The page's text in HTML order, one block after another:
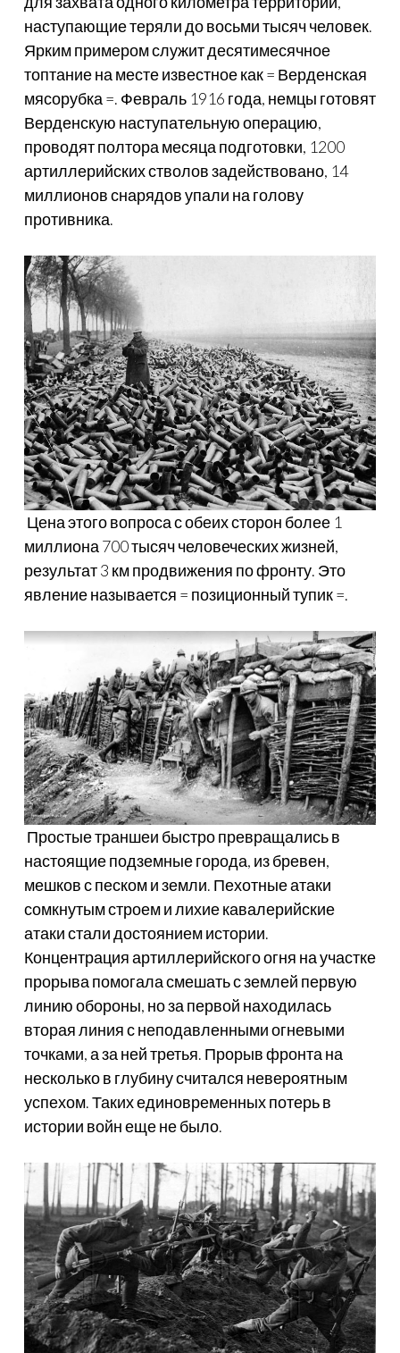
наступающие теряли до восьми тысяч человек.
Ярким примером служит десятимесячное
топтание на месте известное как = Верденская
мясорубка =. Февраль 1916 года, немцы готовят
Верденскую наступательную операцию,
проводят полтора месяца подготовки, 1200
артиллерийских стволов задействовано, 14
миллионов снарядов упали на голову
противника.
Цена этого вопроса с обеих сторон более 1
миллиона 700 тысяч человеческих жизней,
результат 3 км продвижения по фронту. Это
явление называется = позиционный тупик =.
Простые траншеи быстро превращались в
настоящие подземные города, из бревен,
мешков с песком и земли. Пехотные атаки
сомкнутым строем и лихие кавалерийские
атаки стали достоянием истории.
Концентрация артиллерийского огня на участке
прорыва помогала смешать с землей первую
линию обороны, но за первой находилась
вторая линия с неподавленными огневыми
точками, а за ней третья. Прорыв фронта на
несколько в глубину считался невероятным
успехом. Таких единовременных потерь в
истории войн еще не было.